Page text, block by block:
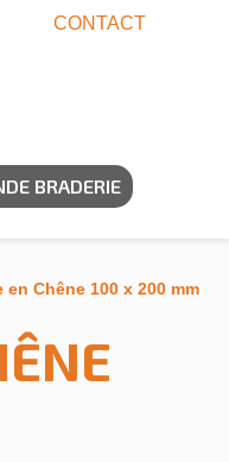
CONTACT
BRADERIE
en Chêne 100 x 200 mm